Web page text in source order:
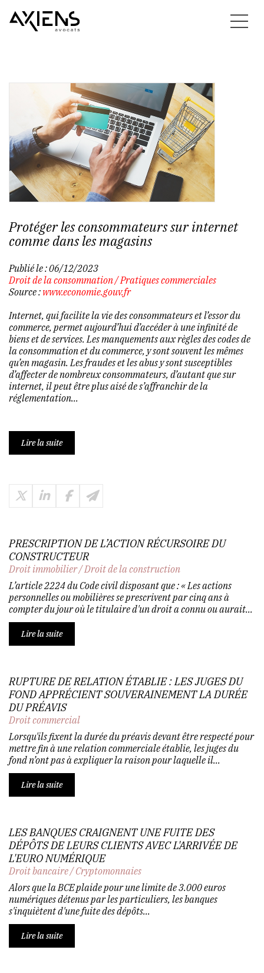
Protéger les consommateurs sur internet
comme dans les magasins
Publié le :06/12/2023
Droit de la consommation/Pratiques commerciales
Source : www.economie.gouv.fr
Internet, qui facilite la vie des consommateurs et l’essor du
commerce, permet aujourd’hui d’accéder à une infinité de
biens et de services. Les manquements aux règles des codes de
la consommation et du commerce, y sont souvent les mêmes
qu’en magasin. Les fraudes et les abus y sont susceptibles
d’affecter de nombreux consommateurs, d’autant que sur
internet, il peut être plus aisé de s’affranchir de la
réglementation...
Lire la suite
PRESCRIPTION DE L’ACTION RÉCURSOIRE DU
CONSTRUCTEUR
Droit immobilier/Droit de la construction
L’article 2224 du Code civil disposant que : « Les actions
personnelles ou mobilières se prescrivent par cinq ans à
compter du jour où le titulaire d'un droit a connu ou aurait...
Lire la suite
RUPTURE DE RELATION ÉTABLIE : LES JUGES DU
FOND APPRÉCIENT SOUVERAINEMENT LA DURÉE
DU PRÉAVIS
Droit commercial
Lorsqu'ils fixent la durée du préavis devant être respecté pour
mettre fin à une relation commerciale établie, les juges du
fond n’ont pas à expliquer la raison pour laquelle il...
Lire la suite
LES BANQUES CRAIGNENT UNE FUITE DES
DÉPÔTS DE LEURS CLIENTS AVEC L'ARRIVÉE DE
L'EURO NUMÉRIQUE
Droit bancaire/Cryptomonnaies
Alors que la BCE plaide pour une limite de 3.000 euros
numériques détenus par les particuliers, les banques
s'inquiètent d'une fuite des dépôts...
Lire la suite